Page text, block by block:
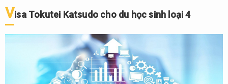
Visa Tokutei Katsudo cho du học sinh loại 4